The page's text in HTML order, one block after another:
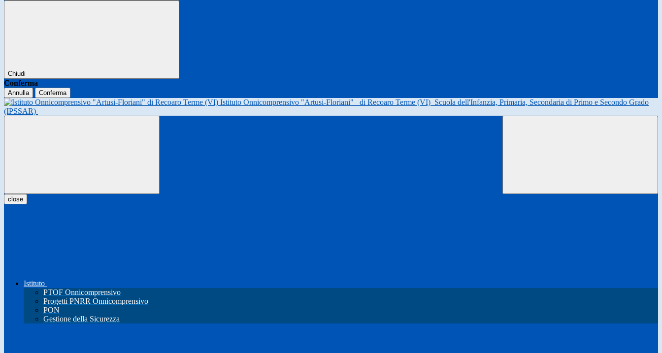
Chiudi
Conferma
Annulla Conferma
Istituto Onnicomprensivo "Artusi-Floriani" di Recoaro Terme (VI) Scuola dell'Infanzia, Primaria, Secondaria di Primo e Secondo Grado
(IPSSAR)
close
Istituto
PTOF Onnicomprensivo
Progetti PNRR Onnicomprensivo
PON
Gestione della Sicurezza